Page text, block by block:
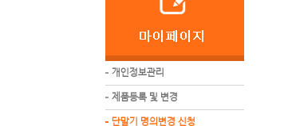
개인정보관리
제품등록 및 변경
단말기 명의변경 신청